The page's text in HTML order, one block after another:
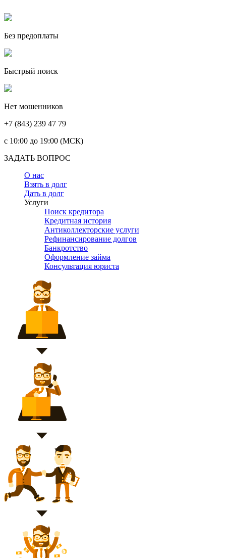
Без предоплаты
Быстрый поиск
Нет мошенников
+7 (843) 239 47 79
c 10:00 до 19:00 (МСК)
ЗАДАТЬ ВОПРОС
О нас
Взять в долг
Дать в долг
Услуги
Поиск кредитора
Кредитная история
Антиколлекторские услуги
Рефинансирование долгов
Банкротство
Оформление займа
Консультация юриста